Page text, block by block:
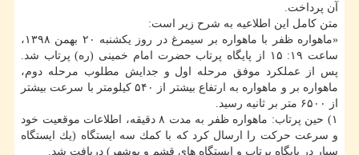
آن پرداخت.
متن كامل این اطلاعیه به شرح زیر است:
«ماهواره ظفر با ماهواره بر سیمرغ در روز یكشنبه ۲۰ بهمن ۱۳۹۸،
ساعت ۱۹: ۱۵ از پایگاه پرتاب حضرت امام خمینی (ره) پرتاب شد.
پس از عملكرد موفق مرحله اول و جدایش مطلوب مرحله دوم،
ماهواره بر و ماهواره به ارتفاع بیشتر از ۵۴۰ كیلومتر با سرعت بیشتر
از ۶۵۰۰ متر بر ثانیه رسید.
‏۱) حین پرتاب: ماهواره ظفر به مدت ۸ دقیقه، اطلاعات موقعیت خود
و سرعت حركت را ارسال كرد كه با كمك سه ایستگاه (یك ایستگاه
سیار در پایگاه پرتاب و ایستگاه های قشم و بوشهر) دریافت شد.